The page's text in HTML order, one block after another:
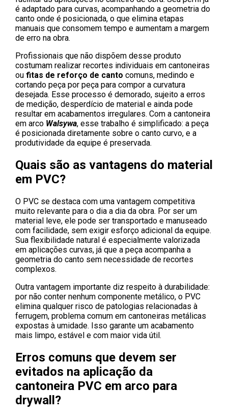
é adaptado para curvas, acompanhando a geometria do
canto onde é posicionada, o que elimina etapas
manuais que consomem tempo e aumentam a margem
de erro na obra.
Profissionais que não dispõem desse produto
costumam realizar recortes individuais em cantoneiras
ou fitas de reforço de canto comuns, medindo e
cortando peça por peça para compor a curvatura
desejada. Esse processo é demorado, sujeito a erros
de medição, desperdício de material e ainda pode
resultar em acabamentos irregulares. Com a cantoneira
em arco Walsywa, esse trabalho é simplificado: a peça
é posicionada diretamente sobre o canto curvo, e a
produtividade da equipe é preservada.
Quais são as vantagens do material
em PVC?
O PVC se destaca com uma vantagem competitiva
muito relevante para o dia a dia da obra. Por ser um
material leve, ele pode ser transportado e manuseado
com facilidade, sem exigir esforço adicional da equipe.
Sua flexibilidade natural é especialmente valorizada
em aplicações curvas, já que a peça acompanha a
geometria do canto sem necessidade de recortes
complexos.
Outra vantagem importante diz respeito à durabilidade:
por não conter nenhum componente metálico, o PVC
elimina qualquer risco de patologias relacionadas à
ferrugem, problema comum em cantoneiras metálicas
expostas à umidade. Isso garante um acabamento
mais limpo, estável e com maior vida útil.
Erros comuns que devem ser
evitados na aplicação da
cantoneira PVC em arco para
drywall?